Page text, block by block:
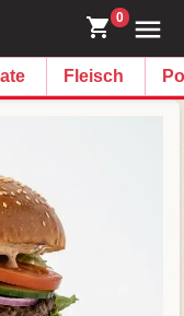
0
Fleisch